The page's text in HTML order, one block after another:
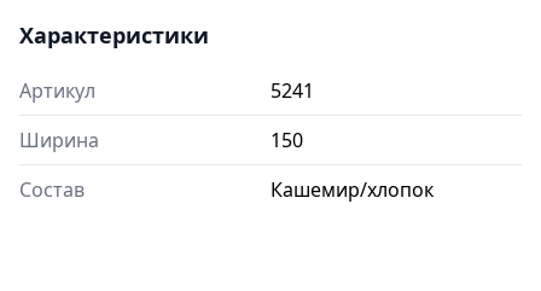
Характеристики
Артикул
5241
Ширина
150
Состав
Кашемир/хлопок